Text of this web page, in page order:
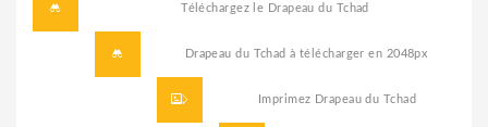
Téléchargez le Drapeau du Tchad
Drapeau du Tchad à télécharger en 2048px
Imprimez Drapeau du Tchad